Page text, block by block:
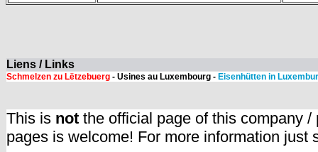
Liens / Links
Schmelzen zu Lëtzebuerg - Usines au Luxembourg - Eisenhütten in
This is not the official page of this company
pages is welcome! For more information just